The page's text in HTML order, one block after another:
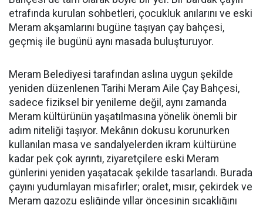
etrafında kurulan sohbetleri, çocukluk anılarını ve eski
Meram akşamlarını bugüne taşıyan çay bahçesi,
geçmiş ile bugünü aynı masada buluşturuyor.
Meram Belediyesi tarafından aslına uygun şekilde
yeniden düzenlenen Tarihi Meram Aile Çay Bahçesi,
sadece fiziksel bir yenileme değil, aynı zamanda
Meram kültürünün yaşatılmasına yönelik önemli bir
adım niteliği taşıyor. Mekânın dokusu korunurken
kullanılan masa ve sandalyelerden ikram kültürüne
kadar pek çok ayrıntı, ziyaretçilere eski Meram
günlerini yeniden yaşatacak şekilde tasarlandı. Burada
çayını yudumlayan misafirler; oralet, mısır, çekirdek ve
Meram gazozu eşliğinde yıllar öncesinin sıcaklığını